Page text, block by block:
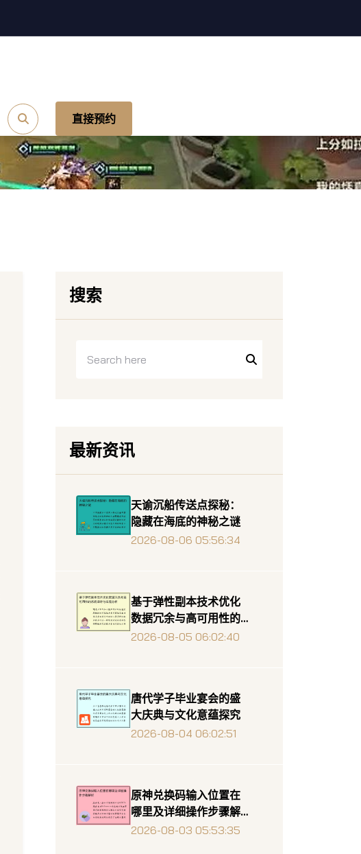
直接预约
搜索
最新资讯
天谕沉船传送点探秘：
隐藏在海底的神秘之谜
2026-08-06 05:56:34
基于弹性副本技术优化
数据冗余与高可用性的
系统设计与实现分析
2026-08-05 06:02:40
唐代学子毕业宴会的盛
大庆典与文化意蕴探究
2026-08-04 06:02:51
原神兑换码输入位置在
哪里及详细操作步骤解
析
2026-08-03 05:53:35